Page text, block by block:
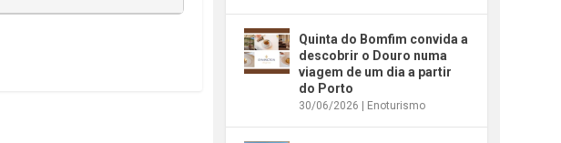
Quinta do Bomfim convida a
descobrir o Douro numa
viagem de um dia a partir
do Porto
30/06/2026 | Enoturismo